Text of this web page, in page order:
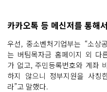
카카오톡 등 메신저를 통해
우선, 중소벤처기업부는 “소상
는 버팀목자금 홈페이지 외 다
가 없고, 주민등록번호와 계좌
하지 않으니 정부지원을 사
라”고 말했다.